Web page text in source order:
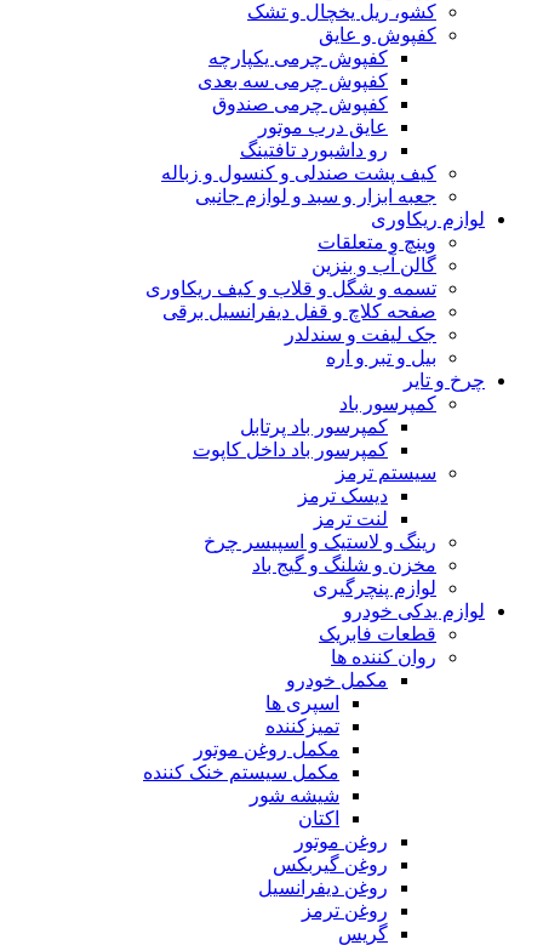
کشو، ریل یخچال و تشک
کفپوش و عایق
کفپوش چرمی یکپارچه
کفپوش چرمی سه بعدی
کفپوش چرمی صندوق
عایق درب موتور
رو داشبورد تافتینگ
کیف پشت صندلی و کنسول و زباله
جعبه ابزار و سبد و لوازم جانبی
لوازم ریکاوری
وینچ و متعلقات
گالن آب و بنزین
تسمه و شگل و قلاب و کیف ریکاوری
صفحه کلاچ و قفل دیفرانسیل برقی
جک لیفت و سندلدر
بیل و تبر و اره
چرخ و تایر
کمپرسور باد
کمپرسور باد پرتابل
کمپرسور باد داخل کاپوت
سیستم ترمز
دیسک ترمز
لنت ترمز
رینگ و لاستیک و اسپیسر چرخ
مخزن و شلنگ و گیج باد
لوازم پنچرگیری
لوازم یدکی خودرو
قطعات فابریک
روان کننده ها
مکمل خودرو
اسپری ها
تمیزکننده
مکمل روغن موتور
مکمل سیستم خنک کننده
شیشه شور
اکتان
روغن موتور
روغن گیربکس
روغن دیفرانسیل
روغن ترمز
گریس